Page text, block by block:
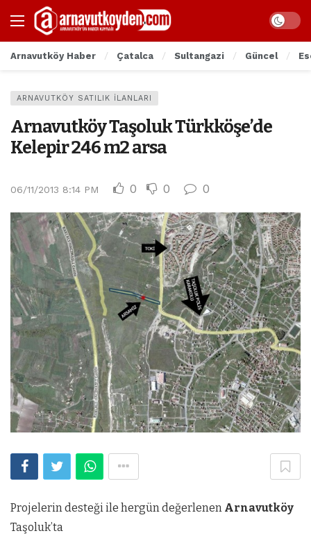
Arnavutköy Haber Çatalca Sultangazi Güncel
ARNAVUTKÖY SATILIK İLANLARI
Arnavutköy Taşoluk Türkköşe’de
Kelepir 246 m2 arsa
06/11/2013 8:14 PM 0 0 0
Projelerin desteği ile hergün değerlenen Arnavutköy
Taşoluk’ta